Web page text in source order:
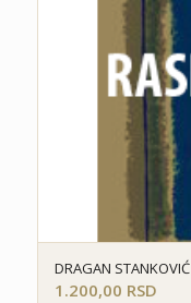
DRAGAN STANKOVIĆ
1.200,00 RSD